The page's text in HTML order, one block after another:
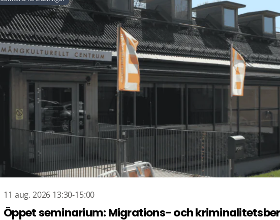
11 aug. 2026 13:30-15:00
Öppet seminarium: Migrations- och